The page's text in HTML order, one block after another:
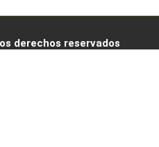
derechos reservados